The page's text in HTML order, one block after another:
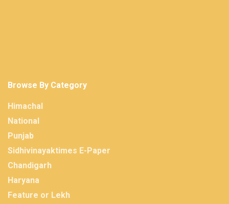
Browse By Category
Himachal
National
Punjab
Sidhivinayaktimes E-Paper
Chandigarh
Haryana
Feature or Lekh